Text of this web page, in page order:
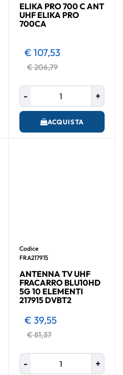
ELIKA PRO 700 C ANT
UHF ELIKA PRO
700CA
€ 206,79
€ 107,53
ACQUISTA
Codice
FRA217915
ANTENNA TV UHF
FRACARRO BLU10HD
5G 10 ELEMENTI
217915 DVBT2
€ 81,37
€ 39,55